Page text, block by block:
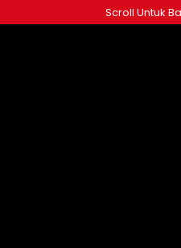
ke
Scroll Untuk